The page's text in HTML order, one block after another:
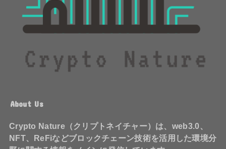
About Us
Crypto Nature（クリプトネイチャー）は、web3.0、
NFT、ReFiなどブロックチェーン技術を活用した環境分